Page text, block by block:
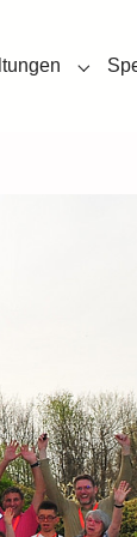
"Andere